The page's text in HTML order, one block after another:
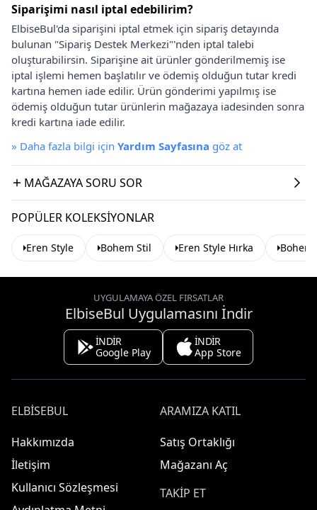
Siparişimi nasıl iptal edebilirim?
ElbiseBul'da siparişini iptal etmek için sipariş detayında
bulunan "Sipariş Destek Merkezi"'nden iptal talebi
oluşturabilirsin. Siparişine ait ürünler gönderilmemiş ise
iptal işlemi hemen başlatılır ve ödemiş olduğun tutar kredi
kartına hemen iade edilir. Ürün gönderimi yapılmış ise
ödemiş olduğun tutar ürünlerin mağazaya iadesinden sonra
kredi kartına iade edilir.
» Daha fazla bilgi için Yardım Sayfasına göz at
MAĞAZAYA SORU SOR
POPÜLER KOLEKSIYONLAR
Eren Style Bohem Stil Eren Style Hırka Bohem
UYGULAMAYA ÖZEL FIRSATLAR
ElbiseBul Uygulamasını İndir
İNDİR
Google Play
İNDİR
App Store
ELBISEBUL
Hakkımızda
İletişim
Kullanıcı Sözleşmesi
ARAMIZA KATIL
Satış Ortaklığı
Mağazanı Aç
TAKIP ET